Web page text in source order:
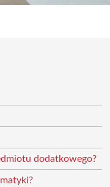
dodatkowego?